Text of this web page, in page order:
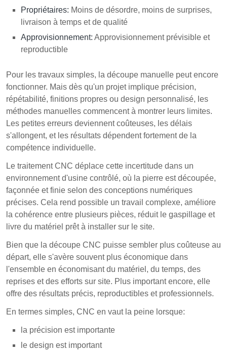
Propriétaires: Moins de désordre, moins de surprises,
livraison à temps et de qualité
Approvisionnement: Approvisionnement prévisible et
reproductible
Pour les travaux simples, la découpe manuelle peut encore
fonctionner. Mais dès qu'un projet implique précision,
répétabilité, finitions propres ou design personnalisé, les
méthodes manuelles commencent à montrer leurs limites.
Les petites erreurs deviennent coûteuses, les délais
s'allongent, et les résultats dépendent fortement de la
compétence individuelle.
Le traitement CNC déplace cette incertitude dans un
environnement d'usine contrôlé, où la pierre est découpée,
façonnée et finie selon des conceptions numériques
précises. Cela rend possible un travail complexe, améliore
la cohérence entre plusieurs pièces, réduit le gaspillage et
livre du matériel prêt à installer sur le site.
Bien que la découpe CNC puisse sembler plus coûteuse au
départ, elle s'avère souvent plus économique dans
l'ensemble en économisant du matériel, du temps, des
reprises et des efforts sur site. Plus important encore, elle
offre des résultats précis, reproductibles et professionnels.
En termes simples, CNC en vaut la peine lorsque:
la précision est importante
le design est important